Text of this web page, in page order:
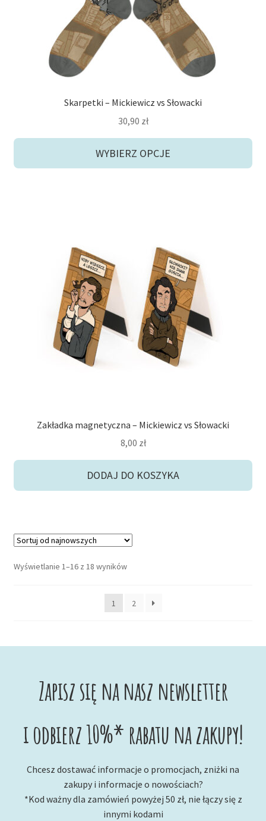
Skarpetki – Mickiewicz vs Słowacki
30,90 zł
WYBIERZ OPCJE
Zakładka magnetyczna – Mickiewicz vs Słowacki
8,00 zł
DODAJ DO KOSZYKA
Wyświetlanie 1–16 z 18 wynikówPosortowane
1
2
Zapisz się na nasz newsletter
i odbierz 10%* rabatu na zakupy!
Chcesz dostawać informacje o promocjach, zniżki na
zakupy i informacje o nowościach?
*Kod ważny dla zamówień powyżej 50 zł, nie łączy się z
innymi kodami